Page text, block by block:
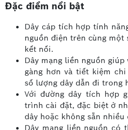
Đặc điểm nổi bật
Dây cáp tích hợp tính
nguồn điện trên cùng một
kết nối.
Dây mạng liền nguồn
gàng hơn và tiết kiệm
số lượng dây dẫn đi trong
Với đường dây tích hợp
trình cài đặt, đặc biệt ở
dây hoặc không sẵn nhiều
Dây mạng liền nguồn có